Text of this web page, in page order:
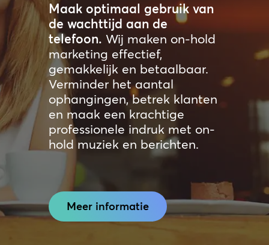
Maak optimaal gebruik van
de wachttijd aan de
telefoon. Wij maken on-hold
marketing effectief,
gemakkelijk en betaalbaar.
Verminder het aantal
ophangingen, betrek klanten
en maak een krachtige
professionele indruk met on-
hold muziek en berichten.
Meer informatie